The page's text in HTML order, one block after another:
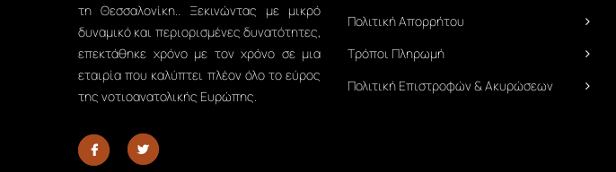
τη Θεσσαλονίκη.. Ξεκινώντας με μικρό
δυναμικό και περιορισμένες δυνατότητες,
επεκτάθηκε χρόνο με τον χρόνο σε μια
εταιρία που καλύπτει πλέον όλο το εύρος
της νοτιοανατολικής Ευρώπης.
Πολιτική Απορρήτου
Τρόποι Πληρωμή
Πολιτική Επιστροφών & Ακυρώσεων